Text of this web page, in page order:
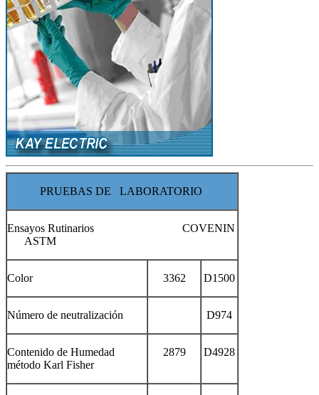
PRUEBAS DE LABORATORIO
Ensayos Rutinarios COVENIN
ASTM
Color 3362 D1500
Número de neutralización D974
Contenido de Humedad
método Karl Fisher
2879 D4928